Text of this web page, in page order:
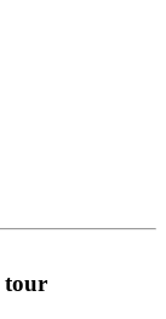
tour